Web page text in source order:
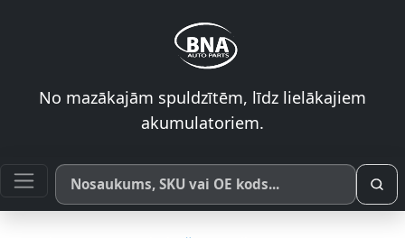
No mazākajām spuldzītēm, līdz lielākajiem
akumulatoriem.
Meklēt pēc produkta nosaukuma, SKU vai OE koda